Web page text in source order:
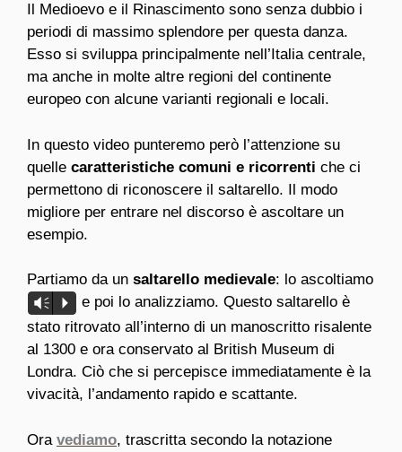
Il Medioevo e il Rinascimento sono senza dubbio i
periodi di massimo splendore per questa danza.
Esso si sviluppa principalmente nell’Italia centrale,
ma anche in molte altre regioni del continente
europeo con alcune varianti regionali e locali.
In questo video punteremo però l’attenzione su
quelle caratteristiche comuni e ricorrenti che ci
permettono di riconoscere il saltarello. Il modo
migliore per entrare nel discorso è ascoltare un
esempio.
Partiamo da un saltarello medievale: lo ascoltiamo
Vm P
e poi lo analizziamo. Questo saltarello è
stato ritrovato all’interno di un manoscritto risalente
al 1300 e ora conservato al British Museum di
Londra. Ciò che si percepisce immediatamente è la
vivacità, l’andamento rapido e scattante.
Ora vediamo, trascritta secondo la notazione